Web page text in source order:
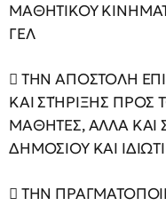
ΜΑΘΗΤΙΚΟΥ
ΓΕΛ
 ΤΗΝ ΑΠΟΣΤΟΛΗ
ΚΑΙ ΣΤΉΡΙΞΗΣ ΠΡΟΣ
ΜΑΘΗΤΕΣ, ΑΛΛΑ ΚΑΙ
ΔΗΜΟΣΙΟΥ ΚΑΙ
 ΤΗΝ